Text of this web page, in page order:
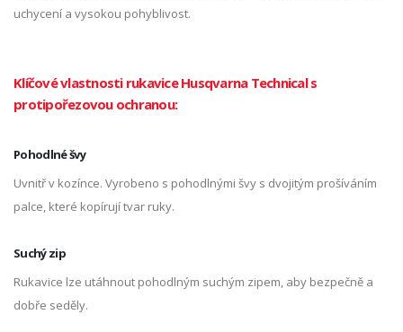
uchycení a vysokou pohyblivost.
Klíčové vlastnosti rukavice Husqvarna Technical s
protipořezovou ochranou:
Pohodlné švy
Uvnitř v kozínce. Vyrobeno s pohodlnými švy s dvojitým prošíváním
palce, které kopírují tvar ruky.
Suchý zip
Rukavice lze utáhnout pohodlným suchým zipem, aby bezpečně a
dobře seděly.